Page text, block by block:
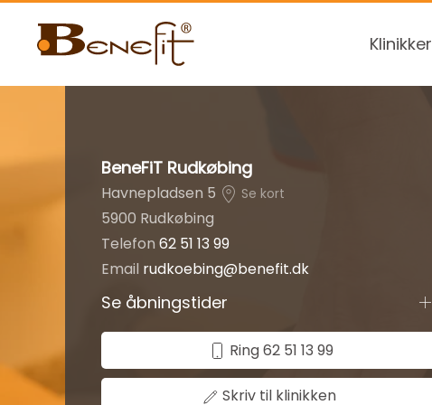
Klinikker
BeneFiT Rudkøbing
Havnepladsen 5 Se kort
5900 Rudkøbing
Telefon 62 51 13 99
Email rudkoebing@benefit.dk
Se åbningstider
Ring 62 51 13 99
Skriv til klinikken